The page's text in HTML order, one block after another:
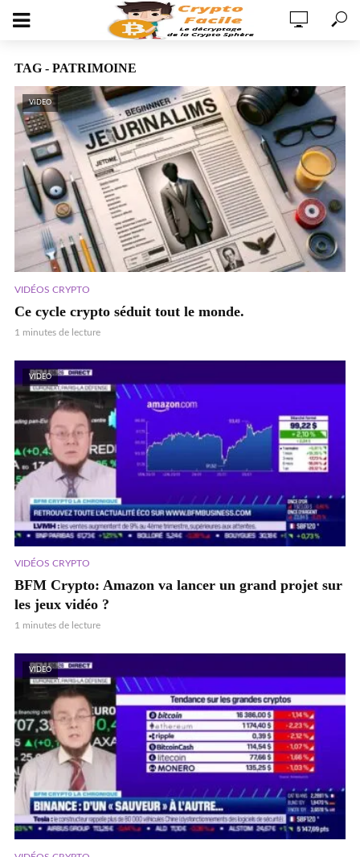
TAG - PATRIMOINE
VIDEO
VIDÉOS CRYPTO
Ce cycle crypto séduit tout le monde.
1 minutes de lecture
VIDEO
VIDÉOS CRYPTO
BFM Crypto: Amazon va lancer un grand projet sur
les jeux vidéo ?
1 minutes de lecture
VIDEO